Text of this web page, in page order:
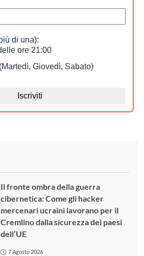
Il fronte ombra della guerra
cibernetica: Come gli hacker
mercenari ucraini lavorano per il
Cremlino dalla sicurezza dei paesi
dell’UE
7 Agosto 2026